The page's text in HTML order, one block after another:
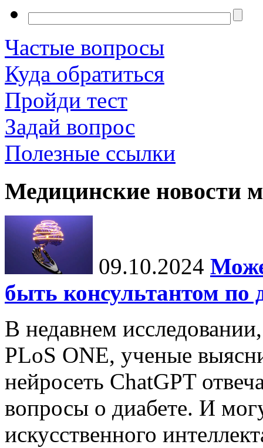
Частые вопросы
Куда обратиться
Пройди тест
Задай вопрос
Полезные ссылки
Медицинские новости
09.10.2024
быть консультантом по
В недавнем
PLoS ONE, ученые
нейросеть ChatGPT
вопросы о диабете. И
искусственного